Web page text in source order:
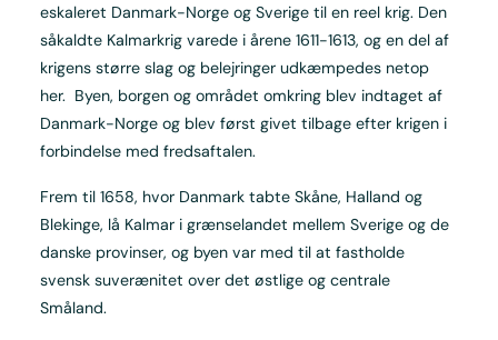
eskaleret Danmark-Norge og Sverige til en reel krig. Den
såkaldte Kalmarkrig varede i årene 1611-1613, og en del af
krigens større slag og belejringer udkæmpedes netop
her. Byen, borgen og området omkring blev indtaget af
Danmark-Norge og blev først givet tilbage efter krigen i
forbindelse med fredsaftalen.
Frem til 1658, hvor Danmark tabte Skåne, Halland og
Blekinge, lå Kalmar i grænselandet mellem Sverige og de
danske provinser, og byen var med til at fastholde
svensk suverænitet over det østlige og centrale
Småland.